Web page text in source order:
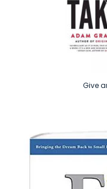
Give